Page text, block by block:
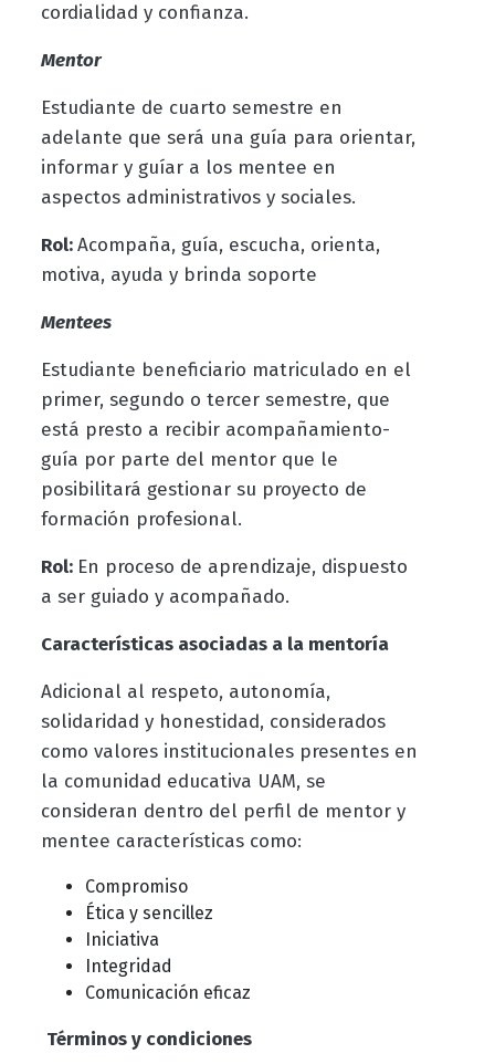
cordialidad y confianza.
Mentor
Estudiante de cuarto semestre en
adelante que será una guía para orientar,
informar y guíar a los mentee en
aspectos administrativos y sociales.
Rol:Acompaña, guía, escucha, orienta,
motiva, ayuda y brinda soporte
Mentees
Estudiante beneficiario matriculado en el
primer, segundo o tercer semestre, que
está presto a recibir acompañamiento-
guía por parte del mentor que le
posibilitará gestionar su proyecto de
formación profesional.
Rol: En proceso de aprendizaje, dispuesto
a ser guiado y acompañado.
Características asociadas a la mentoría
Adicional al respeto, autonomía,
solidaridad y honestidad, considerados
como valores institucionales presentes en
la comunidad educativa UAM, se
consideran dentro del perfil de mentor y
mentee características como:
Compromiso
Ética y sencillez
Iniciativa
Integridad
Comunicación eficaz
Términos y condiciones